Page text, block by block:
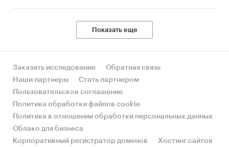
Показать еще
Заказать исследование
Обратная связь
Наши партнеры
Стать партнером
Пользовательское соглашение
Политика обработки файлов cookie
Политика в отношении обработки персональных данных
Облако для бизнеса
Корпоративный регистратор доменов
Хостинг сайтов